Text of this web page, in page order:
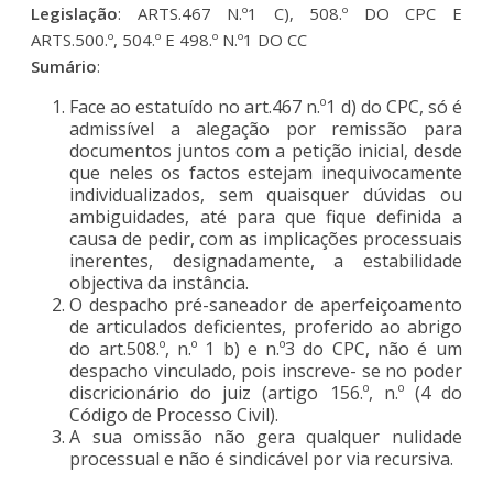
Legislação: ARTS.467 N.º1 C), 508.º DO CPC E
ARTS.500.º, 504.º E 498.º N.º1 DO CC
Sumário:
Face ao estatuído no art.467 n.º1 d) do CPC, só é
admissível a alegação por remissão para
documentos juntos com a petição inicial, desde
que neles os factos estejam inequivocamente
individualizados, sem quaisquer dúvidas ou
ambiguidades, até para que fique definida a
causa de pedir, com as implicações processuais
inerentes, designadamente, a estabilidade
objectiva da instância.
O despacho pré-saneador de aperfeiçoamento
de articulados deficientes, proferido ao abrigo
do art.508.º, n.º 1 b) e n.º3 do CPC, não é um
despacho vinculado, pois inscreve- se no poder
discricionário do juiz (artigo 156.º, n.º (4 do
Código de Processo Civil).
A sua omissão não gera qualquer nulidade
processual e não é sindicável por via recursiva.